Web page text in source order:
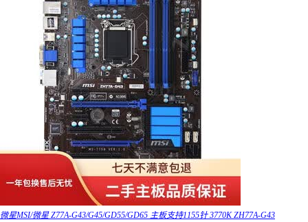
微星MSI/微星 Z77A-G43/G45/GD55/GD65 主板支持1155针 3770K ZH77A-G43